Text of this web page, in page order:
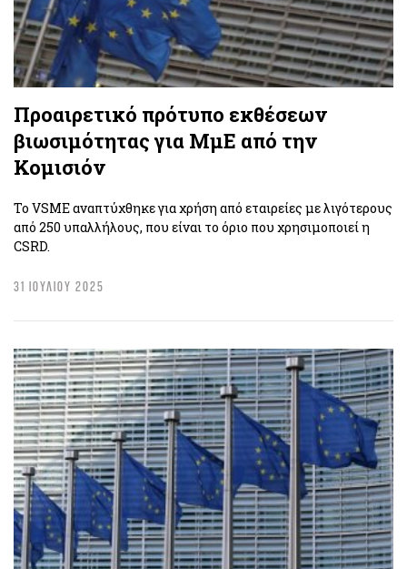
Προαιρετικό πρότυπο εκθέσεων
βιωσιμότητας για ΜμΕ από την
Κομισιόν
Το VSME αναπτύχθηκε για χρήση από εταιρείες με λιγότερους
από 250 υπαλλήλους, που είναι το όριο που χρησιμοποιεί η
CSRD.
31 ΙΟΥΛΙΟΥ 2025